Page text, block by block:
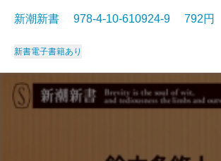
新潮新書 978-4-10-610924-9 792円
新書電子書籍あり